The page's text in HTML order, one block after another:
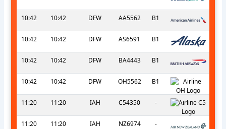
10:42 10:42 DFW AA5562 B1
10:42 10:42 DFW AS6591 B1
10:42 10:42 DFW BA4443 B1
10:42 10:42 DFW OH5562 B1
11:20 11:20 IAH C54350 -
11:20 11:20 IAH NZ6974 -